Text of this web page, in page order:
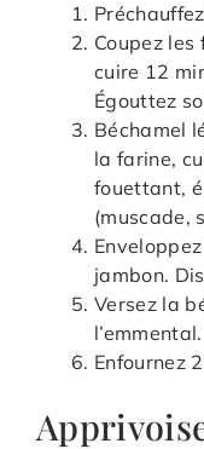
Coupez
cuire 12
Égouttez
Béchamel
la farine,
fouettant,
(muscade,
jambon.
Versez la
l’emmental.
Enfournez